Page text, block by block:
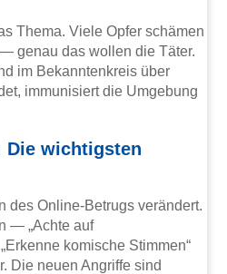
Thema. Viele Opfer schämen
genau das wollen die Täter.
im Bekanntenkreis über
immunisiert die Umgebung
Die wichtigsten
des Online-Betrugs verändert.
— „Achte auf
komische Stimmen“
Die neuen Angriffe sind